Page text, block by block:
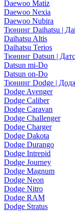
Daewoo Matiz
Daewoo Nexia
Daewoo Nubira
Тюнинг Daihatsu |
Daihatsu Altis
Daihatsu Terios
Тюнинг Datsun |
Datsun mi-Do
Datsun on-Do
Тюнинг Dodge |
Dodge Avenger
Dodge Caliber
Dodge Caravan
Dodge Challenger
Dodge Charger
Dodge Dakota
Dodge Durango
Dodge Intrepid
Dodge Journey
Dodge Magnum
Dodge Neon
Dodge Nitro
Dodge RAM
Dodge Stratus